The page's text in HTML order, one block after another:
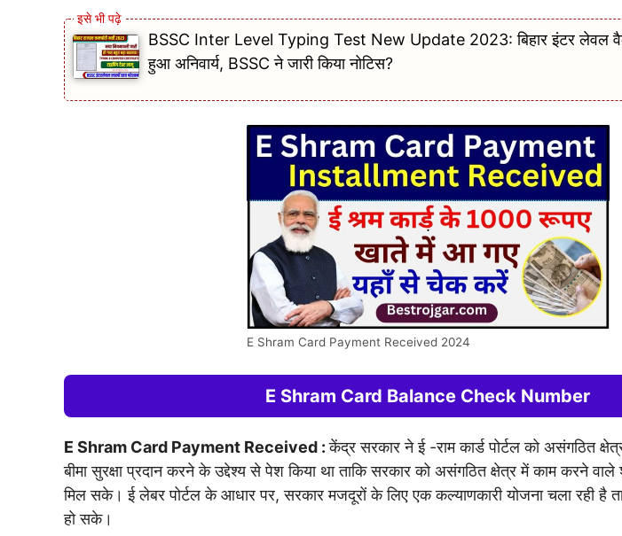
BSSC Inter Level Typing Test New Update 2023: बिहार इंटर लेवल
हुआ अनिवार्य, BSSC ने जारी किया नोटिस?
E Shram Card Payment Received 2024
E Shram Card Balance Check Number
E Shram Card Payment Received :केंद्र सरकार ने ई -राम कार्ड पोर्टल को असंगठित
बीमा सुरक्षा प्रदान करने के उद्देश्य से पेश किया था ताकि सरकार को असंगठित क्षेत्र में काम करने वाले
मिल सके। ई लेबर पोर्टल के आधार पर, सरकार मजदूरों के लिए एक कल्याणकारी योजना चला रही है
हो सके।